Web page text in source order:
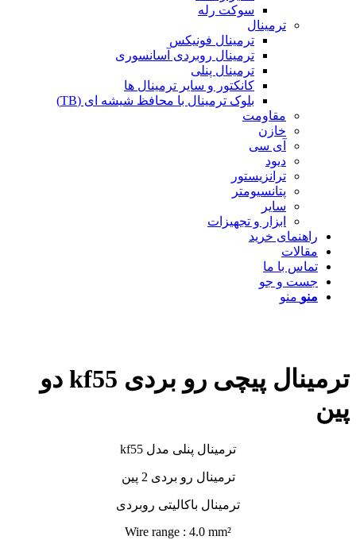
سوکت رله
ترمینال
ترمینال فونیکس
ترمینال روبردی آسانسوری
ترمینال پنلی
کانکتور و سایر ترمینال ها
بلوک ترمینال با محافظ شیشه ای (TB)
مقاومت
خازن
آی سی
دیود
ترانزیستور
پتانسیومتر
سایر
ابزار و تجهیزات
راهنمای خرید
مقالات
تماس با ما
جست و جو
منو منو
ترمینال پیچی رو بردی kf55 دو
پین
ترمینال پنلی مدل kf55
ترمینال رو بردی 2 پین
ترمینال باکالیتی روبردی
Wire range : 4.0 mm²